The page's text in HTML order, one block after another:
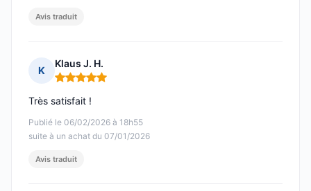
Avis traduit
K
Klaus J. H.
Note : 5 sur 5
Publié le 06/02/2026 à 18h55
suite à un achat du 07/01/2026
Très satisfait !
Avis traduit